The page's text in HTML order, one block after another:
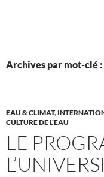
Archives par mot-clé
EAU & CLIMAT,
CULTURE DE L'EAU
LE